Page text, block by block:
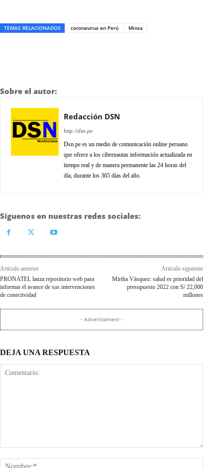
TEMAS RELACIONADOS coronavirus en Perú Minsa
Sobre el autor:
Redacción DSN
http://dsn.pe
Dsn.pe es un medio de comunicación online peruano
que ofrece a los cibernautas información actualizada en
tiempo real y de manera permanente las 24 horas del
día, durante los 365 días del año.
Síguenos en nuestras redes sociales:
Artículo anterior
PRONATEL lanza repositorio web para
informar el avance de sus intervenciones
de conectividad
Artículo siguiente
Mirtha Vásquez: salud es prioridad del
presupuesto 2022 con S/ 22,000
millones
- Advertisement -
DEJA UNA RESPUESTA